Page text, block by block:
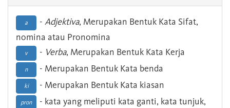
a - Adjektiva, Merupakan Bentuk Kata Sifat,
nomina atau Pronomina
v - Verba, Merupakan Bentuk Kata Kerja
n - Merupakan Bentuk Kata benda
ki - Merupakan Bentuk Kata kiasan
pron
- kata yang meliputi kata ganti, kata tunjuk,